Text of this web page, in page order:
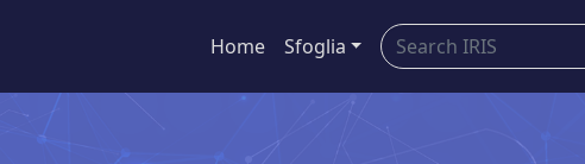
Home Sfoglia